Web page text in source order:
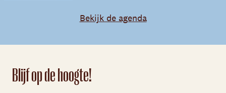
Bekijk de agenda
Blijf op de hoogte!